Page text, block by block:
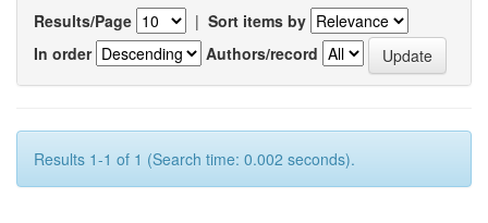
Results/Page | Sort items by
In order
Authors/record
Results 1-1 of 1 (Search time: 0.002 seconds).